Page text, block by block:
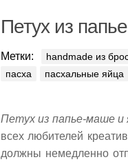
Петух из
Метки: handmade из
пасха
пасхальные яйца
Петух из папье-маше и
всех любителей
должны немедленно